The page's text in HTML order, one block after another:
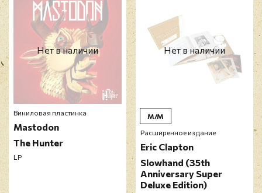
Прикрепить фото
Оставить отзыв
Перед публикацией отзывы проходят
модерацию
Нет в наличии
Виниловая пластинка
Mastodon
The Hunter
LP
Нет в наличии
M/M
Расширенное издание
Eric Clapton
Slowhand (35th
Anniversary Super
Deluxe Edition)